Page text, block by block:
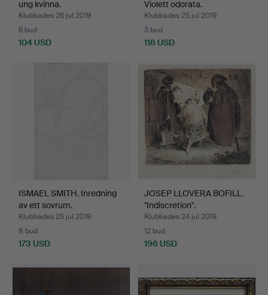
ung kvinna.
Klubbades 26 jul 2019
6 bud
104 USD
Violett odorata.
Klubbades 25 jul 2019
3 bud
116 USD
ISMAEL SMITH. Inredning
av ett sovrum.
Klubbades 25 jul 2019
8 bud
173 USD
JOSEP LLOVERA BOFILL.
"Indiscretion".
Klubbades 24 jul 2019
12 bud
196 USD